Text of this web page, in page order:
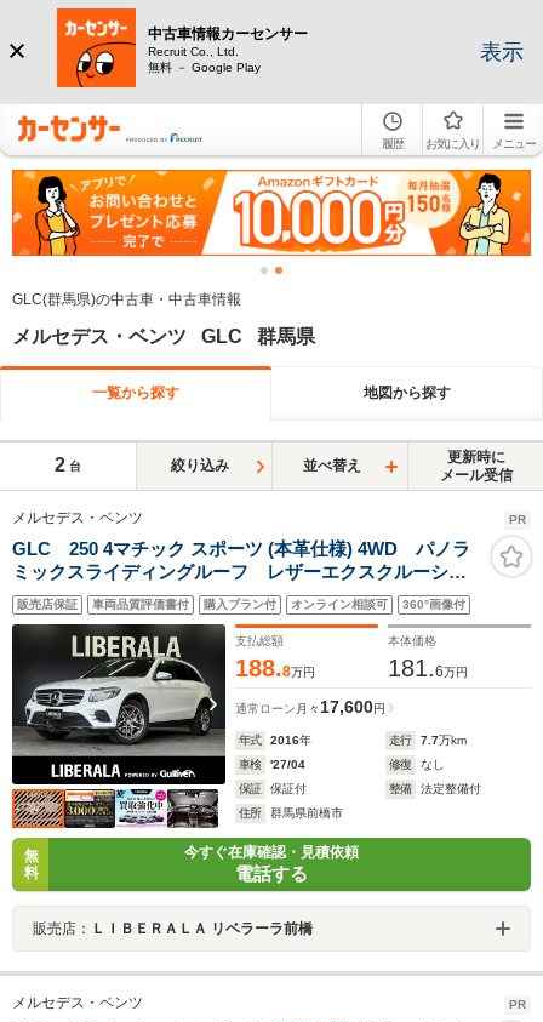
中古車情報カーセンサー
Recruit Co., Ltd.
無料 － Google Play
表示
履歴 お気に入り メニュー
GLC(群馬県)の中古車・中古車情報
メルセデス・ベンツ GLC 群馬県
一覧から探す 地図から探す
2 台 絞り込み 並べ替え
更新時に
メール受信
メルセデス・ベンツ PR
GLC 250 4マチック スポーツ (本革仕様) 4WD パノラ
ミックスライディングルーフ レザーエクスクルーシブ
PKGレーダーセーフティPKG ACC レーンキープアシ
スト BSM 純正ナビ TV 全方位カメラ 本革シート
burmesterサウンド
販売店保証 車両品質評価書付 購入プラン付 オンライン相談可 360°画像付
支払総額
188.8万円
本体価格
181.6万円
通常ローン 月々17,600円
年式 2016年 走行 7.7万km
車検
'27/04 修復
なし
保証
保証付 整備
法定整備付
住所
群馬県前橋市
無
料
今すぐ在庫確認・見積依頼
電話する
販売店： ＬＩＢＥＲＡＬＡ リベラーラ前橋
メルセデス・ベンツ PR